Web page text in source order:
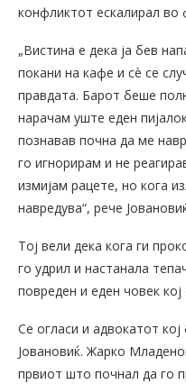
конфликтот ескалирал во
„Вистина е дека ја бев
покани на кафе и сè се
правдата. Барот беше
нарачам уште еден
познавав почна да ме
го игнорирам и не
измијам рацете, но кога
навредува“, рече
Тој вели дека кога ги
го удрил и настанала
повреден и еден човек
Се огласи и адвокатот
Јовановиќ. Жарко
првиот што почнал да го